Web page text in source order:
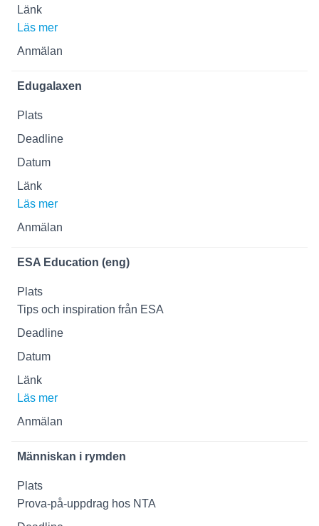
Läs mer
Edugalaxen
Läs mer
ESA Education (eng)
Tips och inspiration från ESA
Läs mer
Människan i rymden
Prova-på-uppdrag hos NTA